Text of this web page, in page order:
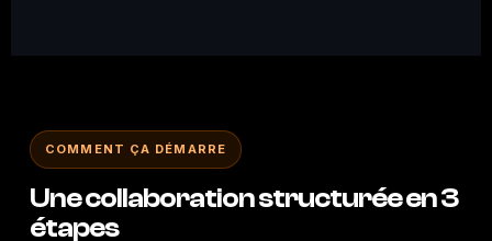
COMMENT ÇA DÉMARRE
Une collaboration structurée en 3
étapes